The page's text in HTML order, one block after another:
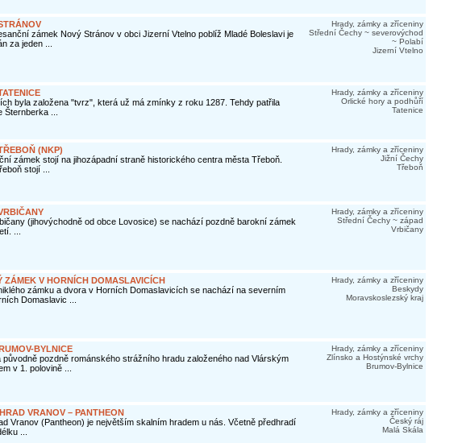
zámek Nový Stránov v obci Jizerní Vtelno poblíž Mladé Boleslavi je
za jeden ...
Hrady, zámky a zříceniny
Střední Čechy ~ severovýchod
~ Polabí
Jizerní Vtelno
byla založena "tvrz", která už má zmínky z roku 1287. Tehdy patřila
Šternberka ...
Hrady, zámky a zříceniny
Orlické hory a podhůří
Tatenice
(NKP)
zámek stojí na jihozápadní straně historického centra města Třeboň.
stojí ...
Hrady, zámky a zříceniny
Jižní Čechy
Třeboň
(jihovýchodně od obce Lovosice) se nachází pozdně barokní zámek
...
Hrady, zámky a zříceniny
Střední Čechy ~ západ
Vrbičany
ZÁMEK V HORNÍCH DOMASLAVICÍCH
zámku a dvora v Horních Domaslavicích se nachází na severním
Domaslavic ...
Hrady, zámky a zříceniny
Beskydy
Moravskoslezský kraj
BYLNICE
původně pozdně románského strážního hradu založeného nad Vlárským
v 1. polovině ...
Hrady, zámky a zříceniny
Zlínsko a Hostýnské vrchy
Brumov-Bylnice
VRANOV – PANTHEON
Vranov (Pantheon) je největším skalním hradem u nás. Včetně předhradí
...
Hrady, zámky a zříceniny
Český ráj
Malá Skála